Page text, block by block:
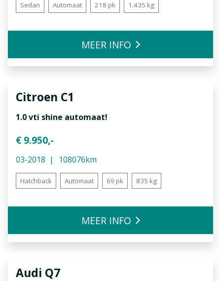
Sedan Automaat 218 pk 1.435 kg
MEER INFO
Citroen C1
1.0 vti shine automaat!
€ 9.950,-
03-2018 108076km
Hatchback Automaat 69 pk 835 kg
MEER INFO
Audi Q7